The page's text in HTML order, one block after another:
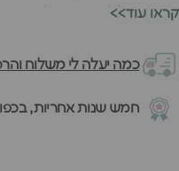
חדר ונותן לילדים מקום לשחק
לאחסון צעצועים. האיכות
מהצביעה האחידה והחלקה ועד
גם כשמחליקים במגלשה.
<<קראו עוד
כמה יעלה לי משלוח
חמש שנות אחריות,